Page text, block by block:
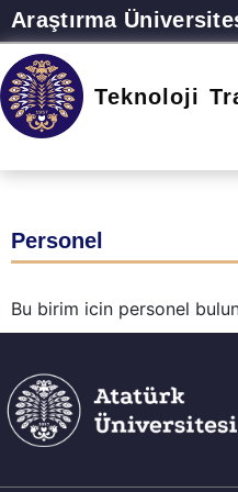
Araştırma
Teknoloji
Personel
Bu birim icin personel